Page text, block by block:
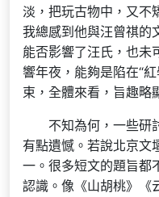
淡，把玩古物中，又不
我總感到他與汪曾祺的
能否影響了汪氏，也未
響年夜，能夠是陷在“
束，全體來看，旨趣略
不知為何，一些研
有點遺憾。若說北京文
一。很多短文的題旨都
認識。像《山胡桃》《